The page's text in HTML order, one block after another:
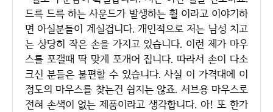
드륵 드륵 하는 사운드가 발생하는 휠 이라고 이야기하
면 아실분들이 계실겁니다. 개인적으로 저는 남성 치고
는 상당히 작은 손을 가지고 있습니다. 이런 제가 마우
스를 포갤때 딱 맞게 포개어 집니다. 따라서 손이 다소
크신 분들은 불편할 수 있습니다. 사실 이 가격대에 이
정도의 마우스를 찾는건 쉽지는 않죠. 서브용 마우스로
전혀 손색이 없는 제품이라고 생각합니다. 아! 또 한가